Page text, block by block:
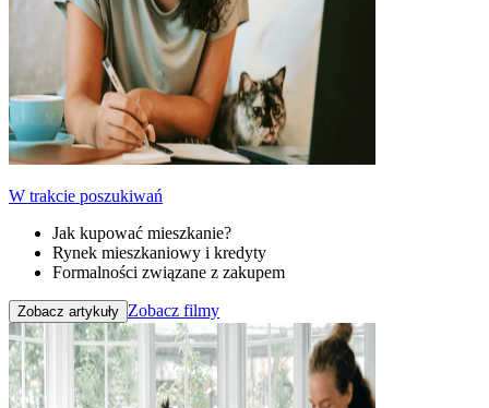
W trakcie poszukiwań
Jak kupować mieszkanie?
Rynek mieszkaniowy i kredyty
Formalności związane z zakupem
Zobacz artykuły Zobacz filmy